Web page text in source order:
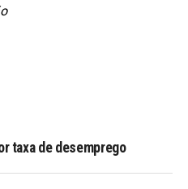
taxa de desemprego